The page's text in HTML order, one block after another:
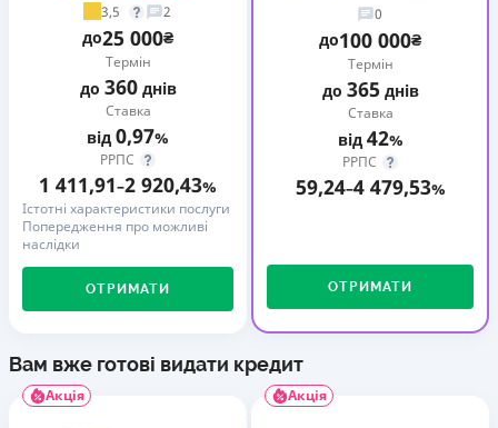
3,5 2
до25 000₴
Термін
до 360днів
Ставка
від 0,97%
РРПС
1 411,91–2 920,43%
Істотні характеристики послуги
Попередження про можливі
наслідки
ОТРИМАТИ
0
до100 000₴
Термін
до 365днів
Ставка
від 42%
РРПС
59,24–4 479,53%
ОТРИМАТИ
Вам вже готові видати кредит
Акція Акція